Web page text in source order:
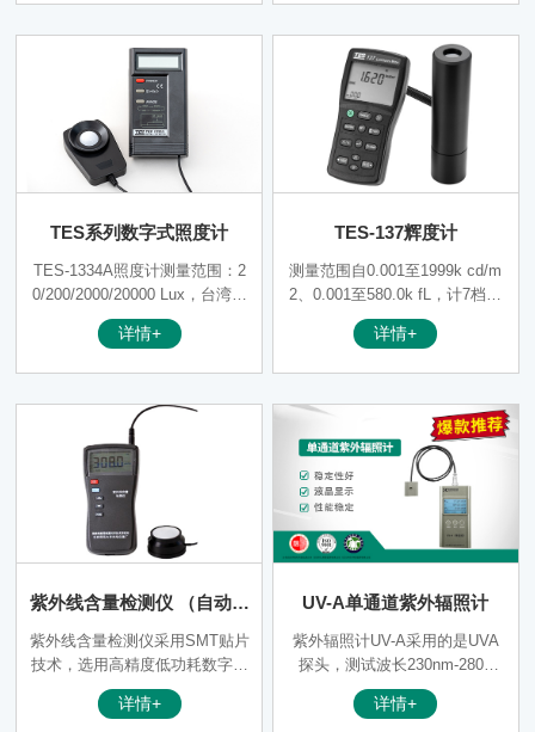
TES系列数字式照度计
TES-1334A照度计测量范围：2
0/200/2000/20000 Lux，台湾泰
仕数字式照度计准确度高及反应
速度快。
详情+
TES-137辉度计
测量范围自0.001至1999k cd/m
2、0.001至580.0k fL，计7档自
动换档。
详情+
紫外线含量检测仪 （自动量
程）
紫外线含量检测仪采用SMT贴片
技术，选用高精度低功耗数字芯
片，仪器外壳为流线型设计，探
测器经过严格的光谱及角度特性
详情+
UV-A单通道紫外辐照计
紫外辐照计UV-A采用的是UVA
探头，测试波长230nm-280n
m，中心波长254nm。用SMT贴
片技术，选用高精度低功耗数字
详情+